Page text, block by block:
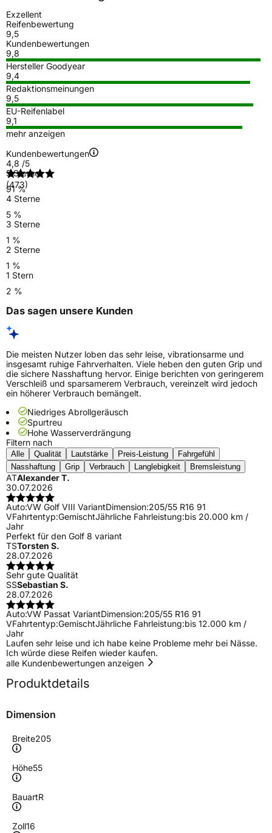
Exzellent
Reifenbewertung
9,5
Kundenbewertungen
9,8
Hersteller Goodyear
9,4
Redaktionsmeinungen
9,5
EU-Reifenlabel
9,1
mehr anzeigen
Kundenbewertungen
4,8 /5
(473)
5 Sterne
91 %
4 Sterne
5 %
3 Sterne
1 %
2 Sterne
1 %
1 Stern
2 %
Das sagen unsere Kunden
Die meisten Nutzer loben das sehr leise, vibrationsarme und
insgesamt ruhige Fahrverhalten. Viele heben den guten Grip und
die sichere Nasshaftung hervor. Einige berichten von geringerem
Verschleiß und sparsamerem Verbrauch, vereinzelt wird jedoch
ein höherer Verbrauch bemängelt.
Niedriges Abrollgeräusch
Spurtreu
Hohe Wasserverdrängung
Filtern nach
Alle Qualität Lautstärke Preis-Leistung
Fahrgefühl
Nasshaftung
Grip Verbrauch Langlebigkeit Bremsleistung
ATAlexander T.
30.07.2026
Auto:VW Golf VIII VariantDimension:205/55 R16 91
VFahrtentyp:GemischtJährliche Fahrleistung:bis 20.000 km /
Jahr
Perfekt für den Golf 8 variant
TSTorsten S.
28.07.2026
Sehr gute Qualität
SSSebastian S.
28.07.2026
Auto:VW Passat VariantDimension:205/55 R16 91
VFahrtentyp:GemischtJährliche Fahrleistung:bis 12.000 km /
Jahr
Laufen sehr leise und ich habe keine Probleme mehr bei Nässe.
Ich würde diese Reifen wieder kaufen.
alle Kundenbewertungen anzeigen
Produktdetails
Dimension
Breite205
Höhe55
BauartR
Zoll16